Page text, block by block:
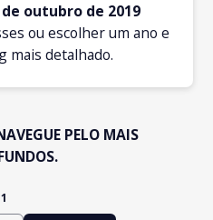
de outubro de 2019
ou escolher um ano e
mais detalhado.
PELO MAIS